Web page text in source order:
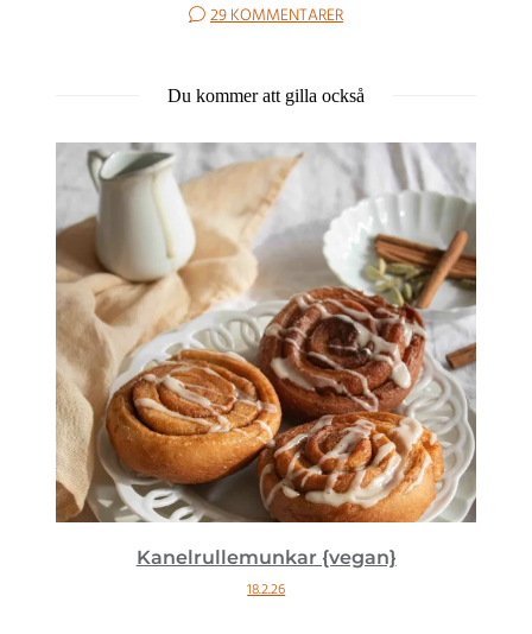
29 KOMMENTARER
Du kommer att gilla också
Kanelrullemunkar {vegan}
18.2.26